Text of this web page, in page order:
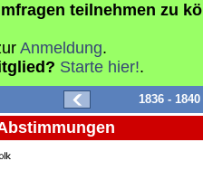
teilnehmen zu
Anmeldung.
Starte hier!.
1836 -